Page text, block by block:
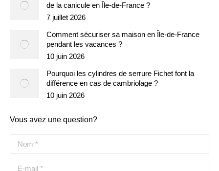
de la canicule en Île-de-France ?
7 juillet 2026
Comment sécuriser sa maison en Île-de-France
pendant les vacances ?
10 juin 2026
Pourquoi les cylindres de serrure Fichet font la
différence en cas de cambriolage ?
10 juin 2026
Vous avez une question?